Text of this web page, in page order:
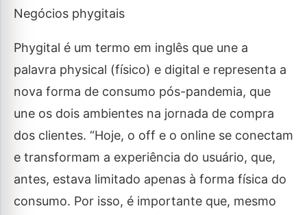
Negócios phygitais
Phygital é um termo em inglês que une a
palavra physical (físico) e digital e representa a
nova forma de consumo pós-pandemia, que
une os dois ambientes na jornada de compra
dos clientes. “Hoje, o off e o online se conectam
e transformam a experiência do usuário, que,
antes, estava limitado apenas à forma física do
consumo. Por isso, é importante que, mesmo